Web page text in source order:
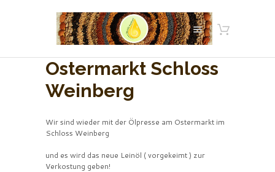
Ostermarkt Schloss
Weinberg
Wir sind wieder mit der Ölpresse am Ostermarkt im
Schloss Weinberg
und es wird das neue Leinöl ( vorgekeimt ) zur
Verkostung geben!